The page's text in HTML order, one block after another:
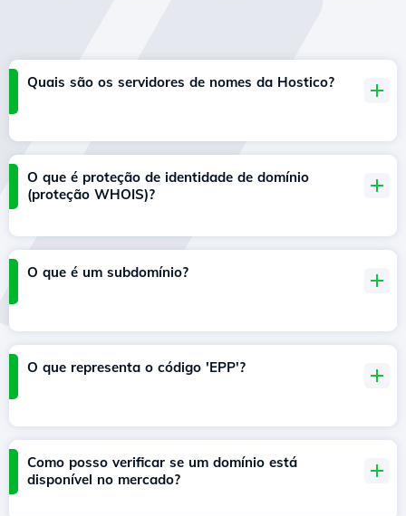
Quais são os servidores de nomes da Hostico?
O que é proteção de identidade de domínio
(proteção WHOIS)?
O que é um subdomínio?
O que representa o código 'EPP'?
Como posso verificar se um domínio está
disponível no mercado?